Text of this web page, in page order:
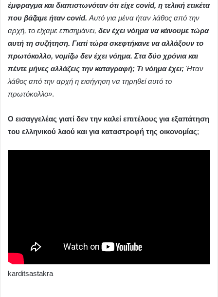
έμφραγμα και διαπιστωνόταν ότι είχε covid, η τελική ετικέτα
που βάζαμε ήταν covid. Αυτό για μένα ήταν λάθος από την
αρχή, το είχαμε επισημάνει, δεν έχει νόημα να κάνουμε τώρα
αυτή τη συζήτηση. Γιατί τώρα σκεφτήκανε να αλλάξουν το
πρωτόκολλο, νομίζω δεν έχει νόημα. Στα δύο χρόνια και
πέντε μήνες αλλάζεις την καταγραφή; Τι νόημα έχει; Ήταν
λάθος από την αρχή η εισήγηση να τηρηθεί αυτό το
πρωτόκολλο».
Ο εισαγγελέας γιατί δεν την καλεί επιτέλους για εξαπάτηση
του ελληνικού λαού και για καταστροφή της οικονομίας;
karditsastakra